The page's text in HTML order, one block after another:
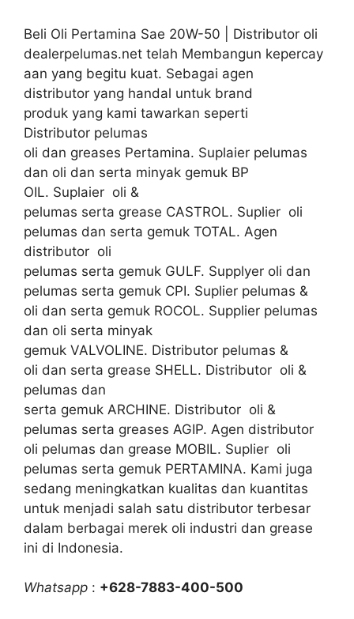
Beli Oli Pertamina Sae 20W-50 | Distributor oli
dealerpelumas.net telah Membangun kepercay
aan yang begitu kuat. Sebagai agen
distributor yang handal untuk brand
produk yang kami tawarkan seperti
Distributor pelumas
oli dan greases Pertamina. Suplaier pelumas
dan oli dan serta minyak gemuk BP
OIL. Suplaier oli &
pelumas serta grease CASTROL. Suplier oli
pelumas dan serta gemuk TOTAL. Agen
distributor oli
pelumas serta gemuk GULF. Supplyer oli dan
pelumas serta gemuk CPI. Suplier pelumas &
oli dan serta gemuk ROCOL. Supplier pelumas
dan oli serta minyak
gemuk VALVOLINE. Distributor pelumas &
oli dan serta grease SHELL. Distributor oli &
pelumas dan
serta gemuk ARCHINE. Distributor oli &
pelumas serta greases AGIP. Agen distributor
oli pelumas dan grease MOBIL. Suplier oli
pelumas serta gemuk PERTAMINA. Kami juga
sedang meningkatkan kualitas dan kuantitas
untuk menjadi salah satu distributor terbesar
dalam berbagai merek oli industri dan grease
ini di Indonesia.
Whatsapp : +628-7883-400-500